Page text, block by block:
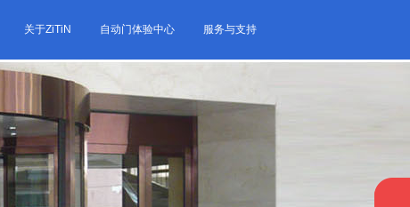
关于ZiTiN 自动门体验中心 服务与支持